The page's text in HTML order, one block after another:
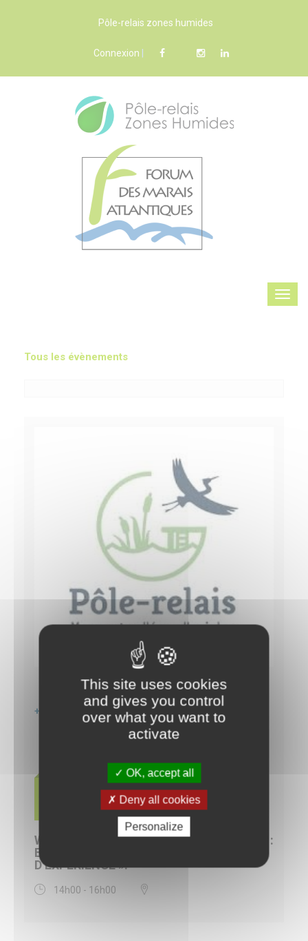
Pôle-relais zones humides
Connexion
Tous les évènements
+ Google Agenda + Exporter vers iCal
WEBINAIRE « MILIEUX HUMIDES ET SCOT :
ENJEUX, MÉTHODES ET RETOURS
D’EXPÉRIENCE ».
14h00 - 16h00
This site uses cookies
and gives you control
over what you want to
activate
OK, accept all
Deny all cookies
Personalize